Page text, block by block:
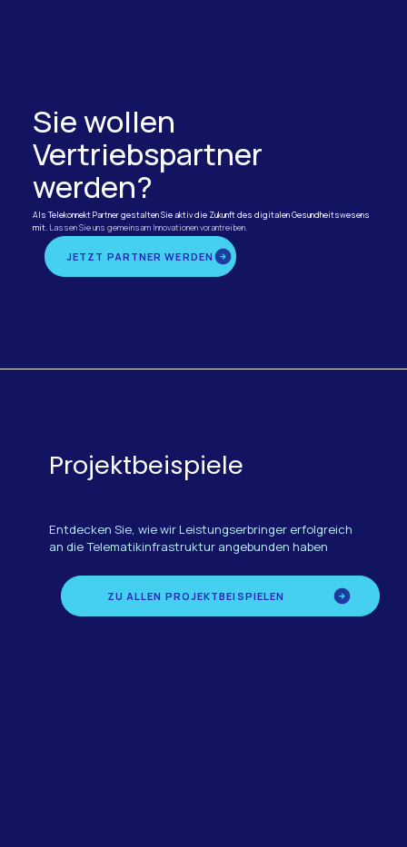
Sie wollen
Vertriebspartner
werden?
Als Telekonnekt Partner gestalten Sie aktiv die Zukunft des digitalen Gesundheitswesens
mit. Lassen Sie uns gemeinsam Innovationen vorantreiben.
JETZT PARTNER WERDEN
Projektbeispiele
Entdecken Sie, wie wir Leistungserbringer erfolgreich
an die Telematikinfrastruktur angebunden haben
ZU ALLEN PROJEKTBEISPIELEN